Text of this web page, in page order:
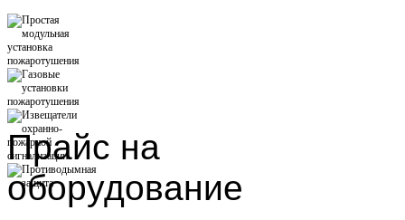
Прайс на
оборудование